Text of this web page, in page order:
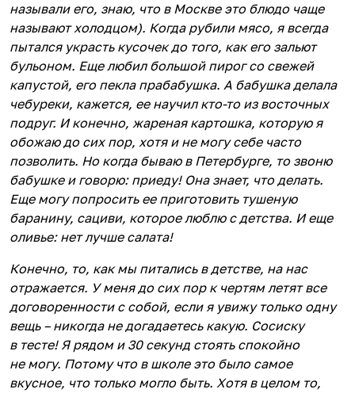
называли его, знаю, что в Москве это блюдо чаще
называют холодцом). Когда рубили мясо, я всегда
пытался украсть кусочек до того, как его зальют
бульоном. Еще любил большой пирог со свежей
капустой, его пекла прабабушка. А бабушка делала
чебуреки, кажется, ее научил кто-то из восточных
подруг. И конечно, жареная картошка, которую я
обожаю до сих пор, хотя и не могу себе часто
позволить. Но когда бываю в Петербурге, то звоню
бабушке и говорю: приеду! Она знает, что делать.
Еще могу попросить ее приготовить тушеную
баранину, сациви, которое люблю с детства. И еще
оливье: нет лучше салата!
Конечно, то, как мы питались в детстве, на нас
отражается. У меня до сих пор к чертям летят все
договоренности с собой, если я увижу только одну
вещь – никогда не догадаетесь какую. Сосиску
в тесте! Я рядом и 30 секунд стоять спокойно
не могу. Потому что в школе это было самое
вкусное, что только могло быть. Хотя в целом то,